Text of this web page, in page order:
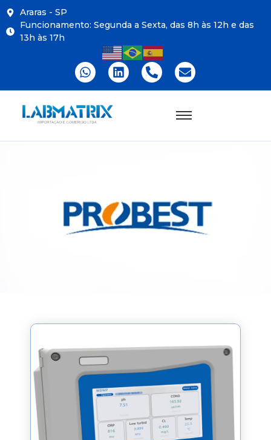
Araras - SP
Funcionamento: Segunda a Sexta, das 8h às 12h e das
13h às 17h